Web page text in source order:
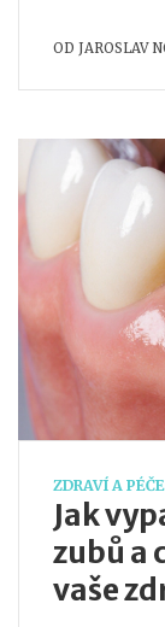
OD JAROSLAV
ZDRAVÍ A
Jak
zubů a
vaše